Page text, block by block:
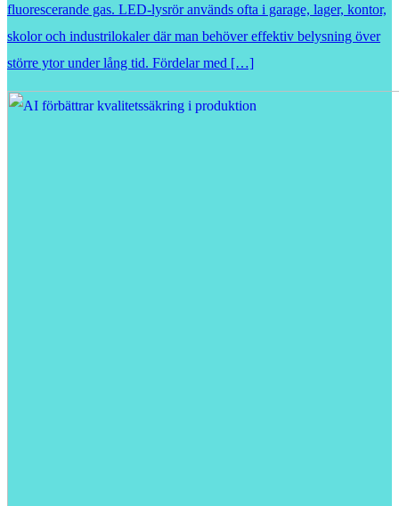
fluorescerande gas. LED-lysrör används ofta i garage, lager, kontor,
skolor och industrilokaler där man behöver effektiv belysning över
större ytor under lång tid. Fördelar med […]